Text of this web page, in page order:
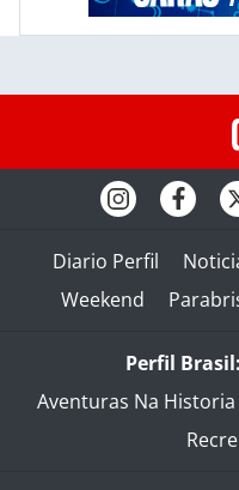
Diario Perfil
Weekend
Perfil Brasil:
Aventuras Na Historia